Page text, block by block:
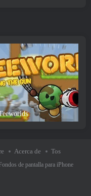
Acerca de Tos
Fondos de pantalla para iPhone